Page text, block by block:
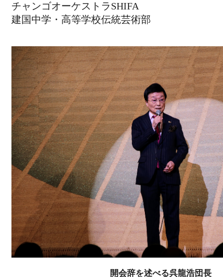
チャンゴオーケストラSHIFA
建国中学・高等学校伝統芸術部
開会辞を述べる呉龍浩団長